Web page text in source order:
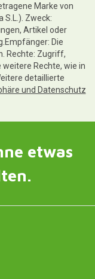
Marke von
S.L.). Zweck:
Artikel oder
Die
Rechte: Zugriff,
Rechte, wie in
detaillierte
und Datenschutz
etwas